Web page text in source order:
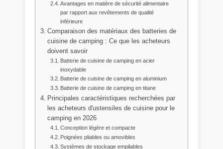
Avantages en matière de sécurité alimentaire
par rapport aux revêtements de qualité
inférieure
Comparaison des matériaux des batteries de
cuisine de camping : Ce que les acheteurs
doivent savoir
Batterie de cuisine de camping en acier
inoxydable
Batterie de cuisine de camping en aluminium
Batterie de cuisine de camping en titane
Principales caractéristiques recherchées par
les acheteurs d'ustensiles de cuisine pour le
camping en 2026
Conception légère et compacte
Poignées pliables ou amovibles
Systèmes de stockage empilables